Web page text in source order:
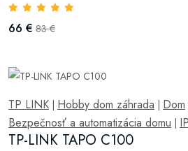
66 € 83 €
TP LINK | Hobby dom záhrada | Dom
Bezpečnosť a automatizácia domu |
TP-LINK TAPO C100